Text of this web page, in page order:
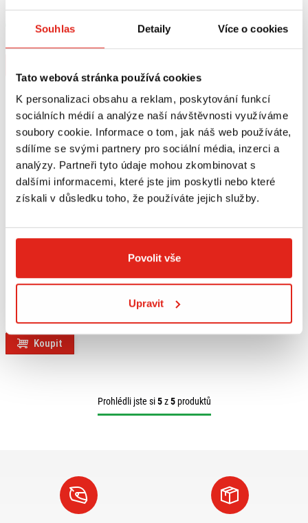
Souhlas Detaily Více o cookies
Tato webová stránka používá cookies
K personalizaci obsahu a reklam, poskytování funkcí
sociálních médií a analýze naší návštěvnosti využíváme
soubory cookie. Informace o tom, jak náš web používáte,
sdílíme se svými partnery pro sociální média, inzerci a
analýzy. Partneři tyto údaje mohou zkombinovat s
dalšími informacemi, které jste jim poskytli nebo které
získali v důsledku toho, že používáte jejich služby.
Povolit vše
Upravit
Skladem
139 Kč s DPH
Na objednávku
Koupit
Prohlédli jste si5z5produktů